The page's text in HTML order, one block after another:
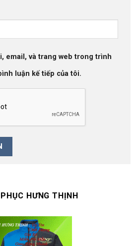
email, và trang web trong trình
luận kế tiếp của tôi.
HƯNG THỊNH